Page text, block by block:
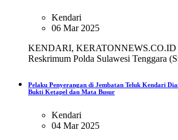
Kendari
06 Mar 2025
KENDARI, KERATONNEWS.CO.ID
Reskrimum Polda Sulawesi Tenggara
Pelaku Penyerangan di Jembatan Teluk Kendari
Bukti Ketapel dan Mata Busur
Kendari
04 Mar 2025